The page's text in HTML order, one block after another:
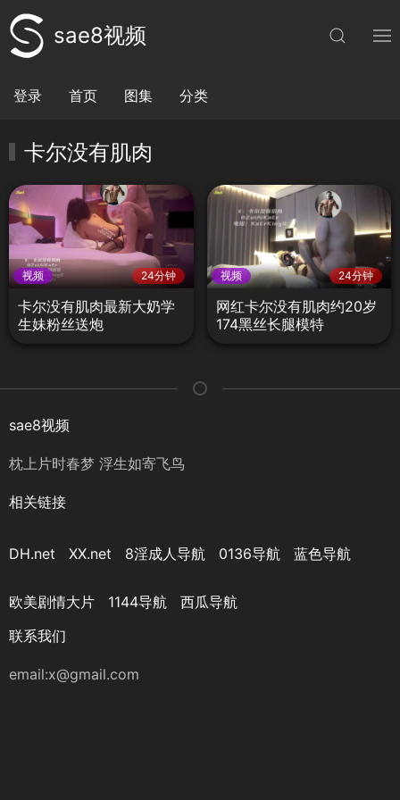
sae8视频
登录 首页 图集 分类
卡尔没有肌肉
视频 24分钟
卡尔没有肌肉最新大奶学
生妹粉丝送炮
视频 24分钟
网红卡尔没有肌肉约20岁
174黑丝长腿模特
sae8视频
枕上片时春梦 浮生如寄飞鸟
相关链接
DH.net XX.net 8淫成人导航 0136导航 蓝色导航
欧美剧情大片 1144导航
西瓜导航
联系我们
email:x@gmail.com